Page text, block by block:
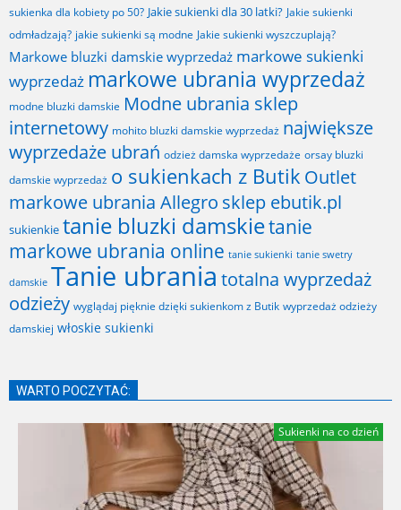
sukienka dla kobiety po 50? Jakie sukienki dla 30 latki? Jakie sukienki
odmładzają? jakie sukienki są modne Jakie sukienki wyszczuplają?
Markowe bluzki damskie wyprzedaż markowe sukienki
wyprzedaż markowe ubrania wyprzedaż
modne bluzki damskie Modne ubrania sklep
internetowy mohito bluzki damskie wyprzedaż największe
wyprzedaże ubrań odzież damska wyprzedaże orsay bluzki
damskie wyprzedaż o sukienkach z Butik Outlet
markowe ubrania Allegro sklep ebutik.pl
sukienkie tanie bluzki damskietanie
markowe ubrania online tanie sukienki tanie swetry
damskie Tanie ubrania totalna wyprzedaż
odzieży wyglądaj pięknie dzięki sukienkom z Butik wyprzedaż odzieży
damskiej włoskie sukienki
WARTO POCZYTAĆ:
Sukienki na co dzień